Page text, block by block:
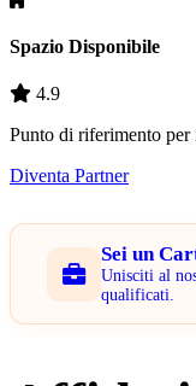
Spazio Disponibile
4.9
Punto di riferimento per
Diventa Partner
Sei un
Unisciti al
qualificati.